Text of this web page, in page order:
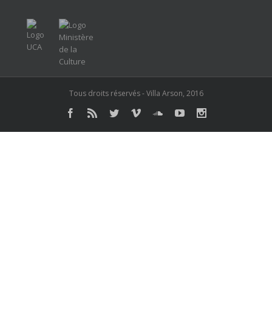
Tous droits réservés - Villa Arson, 2016
Facebook
Rss TwitterVimeoSoundcloud
Youtube